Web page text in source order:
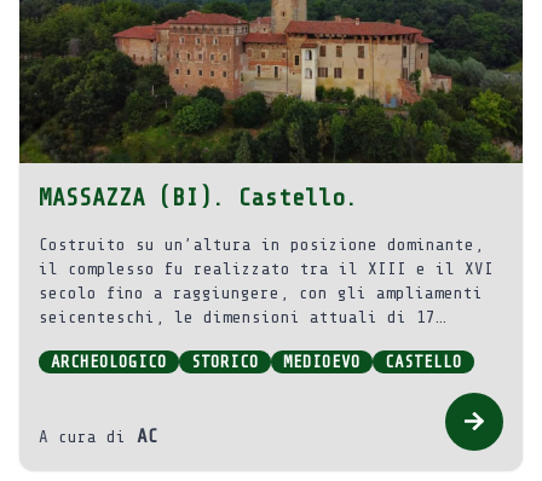
MASSAZZA (BI). Castello.
Costruito su un’altura in posizione dominante,
il complesso fu realizzato tra il XIII e il XVI
secolo fino a raggiungere, con gli ampliamenti
seicenteschi, le dimensioni attuali di 17
ARCHEOLOGICO
STORICO MEDIOEVO CASTELLO
A cura di AC